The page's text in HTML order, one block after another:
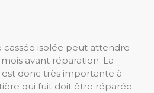
cassée isolée peut attendre
avant réparation. La
est donc très importante à
qui fuit doit être réparée